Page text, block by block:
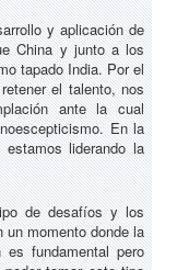
y aplicación de
China y junto a los
tapado India. Por el
el talento, nos
ante la cual
En la
estamos liderando la
de desafíos y los
momento donde la
fundamental pero